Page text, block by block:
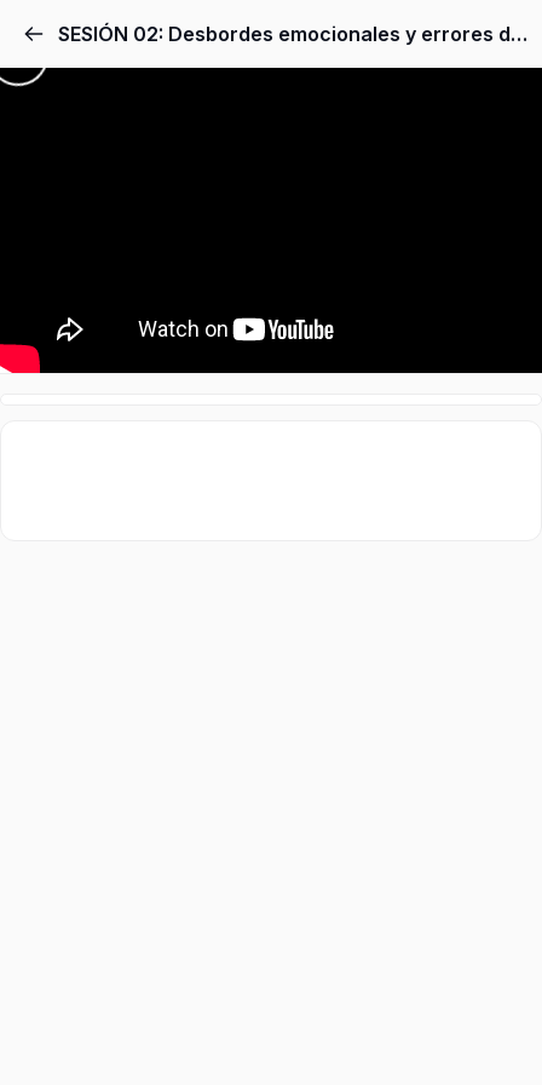
SESIÓN 02: Desbordes emocionales y errores de interpretación parental